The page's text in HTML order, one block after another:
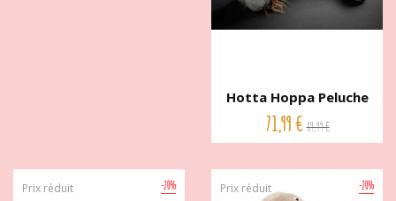
Hotta Hoppa Peluche
cheval...
71,99 € 89,99 €
-20%
Prix réduit -20%
Prix réduit